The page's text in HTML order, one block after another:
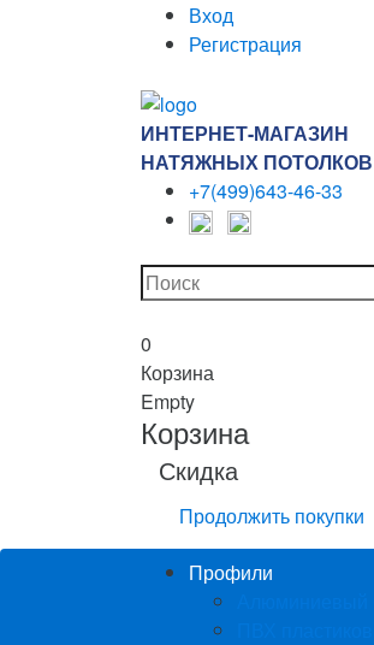
Вход
Регистрация
ИНТЕРНЕТ-МАГАЗИН
НАТЯЖНЫХ ПОТОЛКОВ
+7(499)643-46-33
0
Корзина
Empty
Корзина
Скидка
Продолжить покупки
Профили